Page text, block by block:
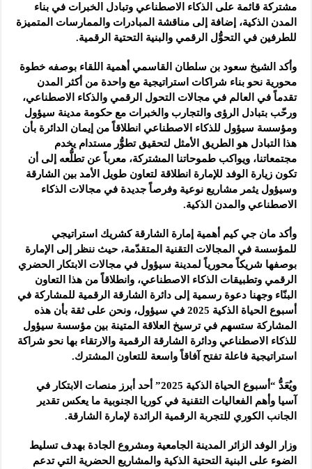
مشتركة قائمة على الذكاء الاصطناعي وتبادل الخبرات في بناء
المدن الذكية، إضافة إلى مناقشة المبادرات والممارسات المتميزة
للطرفين في التحوُّل الرقمي والبنية التحتية الرقمية.
وأكد الشيخ سعود بن سلطان القاسمي أهمية اللقاء بوصفه خطوة
محورية نحو بناء شراكات استراتيجية مع واحدة من أكثر المدن
تقدماً في العالم في مجالات التحول الرقمي والذكاء الاصطناعي،
ورحّب بتبادل الرؤى والتجارب والخبرات مع حكومة مدينة سيؤول
ومؤسسة سيؤول للذكاء الاصطناعي انطلاقاً من إيمان الدائرة بأن
هذا التبادل هو الطريق الأمثل لتحقيق تطوُّر مستدام يخدم
مجتمعاتنا، ويواكب طموحاتنا المشتركة، معرباً عن تطلُّعه إلى أن
تكون زيارة الوفد للإمارة انطلاقة لتعاون طويل الأمد بين الشارقة
وسيؤول يثمر مشاريع نوعية وفرصاً جديدة في مجالات الذكاء
الاصطناعي والمدن الذكية.
وأكد مان جي كيم أهمية إمارة الشارقة كشريك استراتيجي
للمؤسسة في المجالات التقنية المتقدّمة، حيث ننظر إلى الإمارة
بوصفها شريكاً محورياً لمدينة سيؤول في مجالات الابتكار الحضري
الرقمي وتطبيقات الذكاء الاصطناعي، وانطلاقاً من هذا التعاون
البنّاء وجهنا دعوة رسمية إلى دائرة الشارقة الرقمية للمشاركة في
أسبوع الحياة الذكية 2025 في سيؤول، ونحن على ثقة بأن هذه
المشاركة ستسهم في ترسيخ العلاقة المتينة بين مؤسسة سيؤول
للذكاء الاصطناعي ودائرة الشارقة الرقمية والارتقاء بها نحو شراكة
استراتيجية فاعلة تفتح آفاقاً واسعة للتعاون المشترك.
ويُعَدُّ “أسبوع الحياة الذكية 2025” أحد أبرز منصات الابتكار في
آسيا وأهم الفعاليات التقنية في كوريا الجنوبية ما يعكس تقدير
الجانب الكوري للتجربة الرقمية الرائدة لإمارة الشارقة.
وزار الوفد الزائر المدينة الجامعية ومشروع الجادة بهدف تسليط
الضوء على البنية التحتية الذكية والمشاريع الحضرية التي تدعم